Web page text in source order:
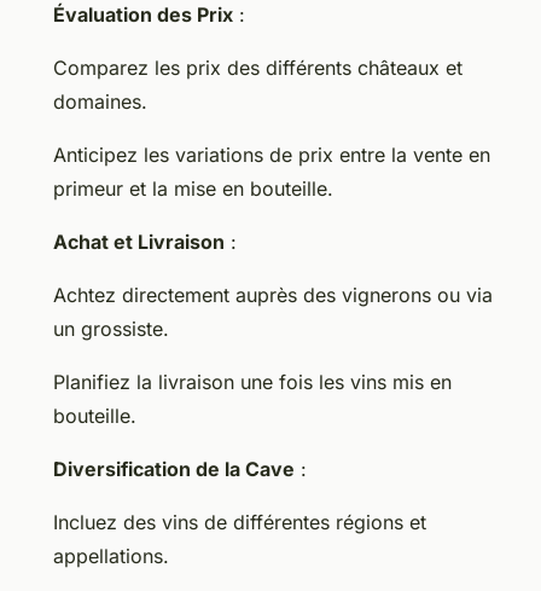
Évaluation des Prix :
Comparez les prix des différents châteaux et
domaines.
Anticipez les variations de prix entre la vente en
primeur et la mise en bouteille.
Achat et Livraison :
Achtez directement auprès des vignerons ou via
un grossiste.
Planifiez la livraison une fois les vins mis en
bouteille.
Diversification de la Cave :
Incluez des vins de différentes régions et
appellations.